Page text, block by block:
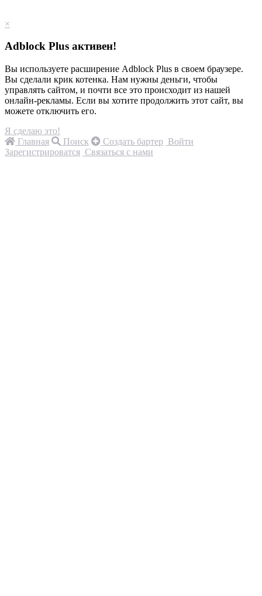
×
Adblock Plus активен!
Вы используете расширение Adblock Plus в своем браузере.
Вы сделали крик котенка. Нам нужны деньги, чтобы
управлять сайтом, и почти все это происходит из нашей
онлайн-рекламы. Если вы хотите продолжить этот сайт, вы
можете отключить его.
Я сделаю это!
Главная
Поиск Создать бартер Войти
Зарегистрироватся Связаться с нами